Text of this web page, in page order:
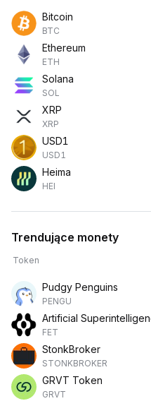
Bitcoin
BTC
Ethereum
ETH
Solana
SOL
XRP
XRP
USD1
USD1
Heima
HEI
Trendujące monety
Token
Pudgy Penguins
PENGU
Artificial
FET
StonkBroker
STONKBROKER
GRVT Token
GRVT